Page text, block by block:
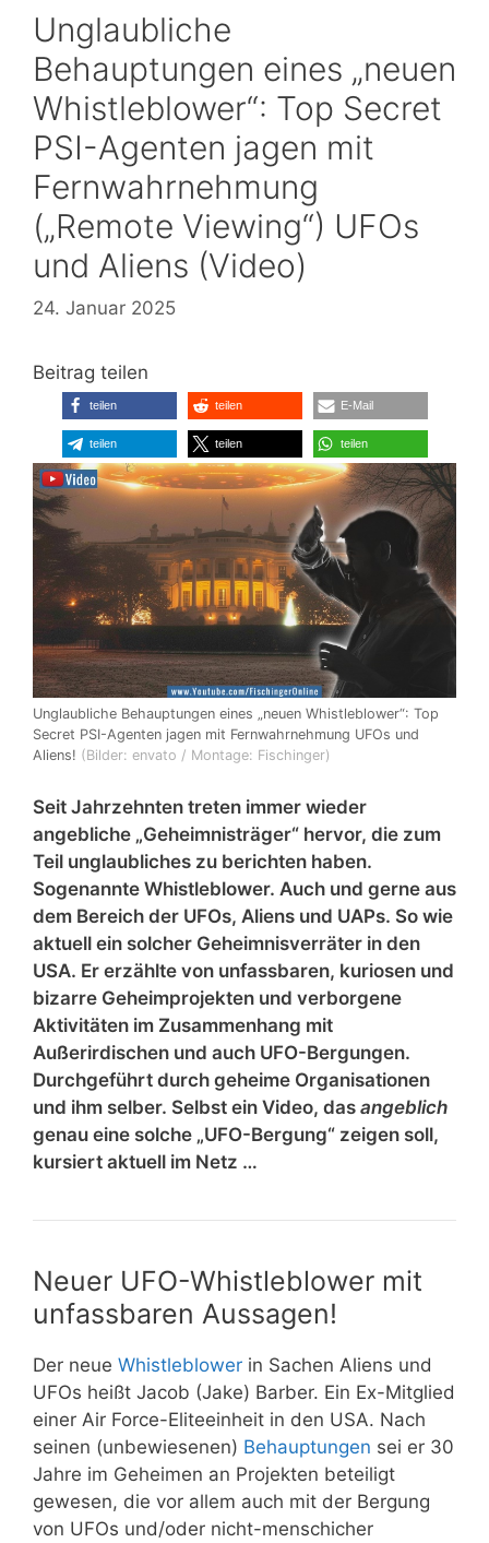
Unglaubliche
Behauptungen eines „neuen
Whistleblower“: Top Secret
PSI-Agenten jagen mit
Fernwahrnehmung
(„Remote Viewing“) UFOs
und Aliens (Video)
24. Januar 2025
Beitrag teilen
teilen teilen E-Mail
teilen teilen teilen
Unglaubliche Behauptungen eines „neuen Whistleblower“: Top
Secret PSI-Agenten jagen mit Fernwahrnehmung UFOs und
Aliens! (Bilder: envato / Montage: Fischinger)
Seit Jahrzehnten treten immer wieder
angebliche „Geheimnisträger“ hervor, die zum
Teil unglaubliches zu berichten haben.
Sogenannte Whistleblower. Auch und gerne aus
dem Bereich der UFOs, Aliens und UAPs. So wie
aktuell ein solcher Geheimnisverräter in den
USA. Er erzählte von unfassbaren, kuriosen und
bizarre Geheimprojekten und verborgene
Aktivitäten im Zusammenhang mit
Außerirdischen und auch UFO-Bergungen.
Durchgeführt durch geheime Organisationen
und ihm selber. Selbst ein Video, das angeblich
genau eine solche „UFO-Bergung“ zeigen soll,
kursiert aktuell im Netz …
Neuer UFO-Whistleblower mit
unfassbaren Aussagen!
Der neue Whistleblower in Sachen Aliens und
UFOs heißt Jacob (Jake) Barber. Ein Ex-Mitglied
einer Air Force-Eliteeinheit in den USA. Nach
seinen (unbewiesenen) Behauptungen sei er 30
Jahre im Geheimen an Projekten beteiligt
gewesen, die vor allem auch mit der Bergung
von UFOs und/oder nicht-menschicher